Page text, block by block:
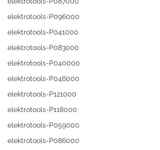
elektrotools-P096000
elektrotools-P041000
elektrotools-P083000
elektrotools-P040000
elektrotools-P046000
elektrotools-P121000
elektrotools-P118000
elektrotools-P059000
elektrotools-P086000